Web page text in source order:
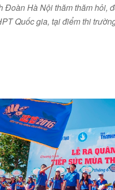
Đoàn Hà Nội thăm thăm hỏi,
Quốc gia, tại điểm thi